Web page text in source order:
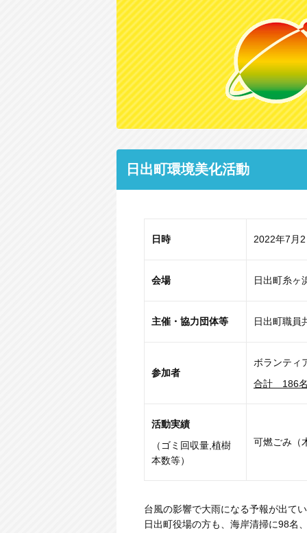
日出町環境美化活動
日時 2022年7月
会場 日出町糸ヶ
主催・協力団体等 日出町職員
参加者
ボランテ
合計 186
活動実績
（ゴミ回収量,植樹
本数等）
可燃ごみ（
台風の影響で大雨になる予報が出て
日出町役場の方も、海岸清掃に98名